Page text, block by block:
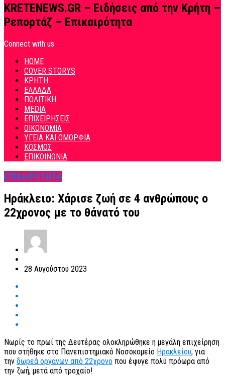
KRETENEWS.GR – Ειδήσεις από την Κρήτη –
Ρεπορτάζ – Επικαιρότητα
Connect with us
HOME
COVER STORYS
ΚΡΗΤΗ
ΕΛΛΑΔΑ
ΠΟΛΙΤΙΚΗ
MEDIA
ΕΠΙΧΕΙΡΗΣΕΙΣ
ΟΙΚΟΝΟΜΙΑ
ΥΓΕΙΑ ΚΑΙ ΟΜΟΡΦΙΑ
ΚΟΣΜΟΣ
ΕΠΙΚΟΙΝΩΝΙΑ
ΕΠΙΚΑΙΡΟΤΗΤΑ
Ηράκλειο: Χάρισε ζωή σε 4 ανθρώπους ο
22χρονος με το θάνατό του
28 Αυγούστου 2023
Νωρίς το πρωί της Δευτέρας ολοκληρώθηκε η μεγάλη επιχείρηση
που στήθηκε στο Πανεπιστημιακό Νοσοκομείο Ηρακλείου, για
την δωρεά οργάνων από 22χρονο που έφυγε πολύ πρόωρα από
την ζωή, μετά από τροχαίο!